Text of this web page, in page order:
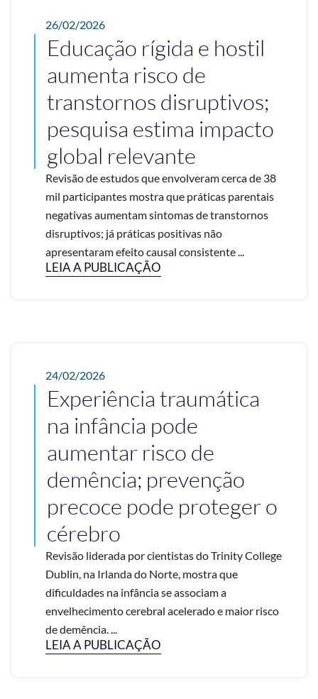
26/02/2026
Educação rígida e hostil
aumenta risco de
transtornos disruptivos;
pesquisa estima impacto
global relevante
Revisão de estudos que envolveram cerca de 38
mil participantes mostra que práticas parentais
negativas aumentam sintomas de transtornos
disruptivos; já práticas positivas não
apresentaram efeito causal consistente ...
LEIA A PUBLICAÇÃO
24/02/2026
Experiência traumática
na infância pode
aumentar risco de
demência; prevenção
precoce pode proteger o
cérebro
Revisão liderada por cientistas do Trinity College
Dublin, na Irlanda do Norte, mostra que
dificuldades na infância se associam a
envelhecimento cerebral acelerado e maior risco
de demência. ...
LEIA A PUBLICAÇÃO